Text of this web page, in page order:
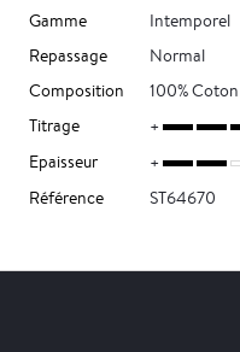
Gamme
Intemporel
Repassage
Normal
Composition
100% Coton
Titrage
Epaisseur
Référence
ST64670